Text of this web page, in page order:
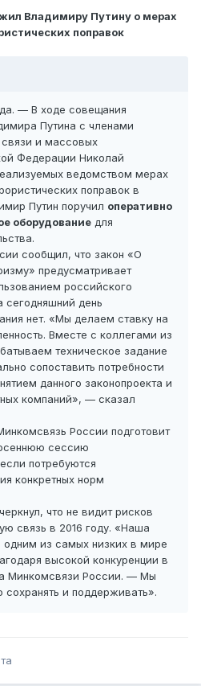
Владимиру Путину о мерах
поправок
— В ходе совещания
Путина с членами
и массовых
Федерации Николай
ведомством мерах
поправок в
Путин поручил оперативно
оборудование для
сообщил, что закон «О
предусматривает
российского
сегодняшний день
нет. «Мы делаем ставку на
Вместе с коллегами из
техническое задание
сопоставить потребности
данного законопроекта и
компаний», — сказал
России подготовит
сессию
потребуются
конкретных норм
что не видит рисков
связь в 2016 году. «Наша
одним из самых низких в мире
высокой конкуренции в
Минкомсвязи России. — Мы
и поддерживать».